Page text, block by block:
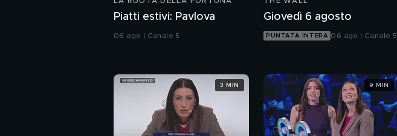
Piatti estivi: Pavlova
06 ago | Canale 5
Giovedì 6 agosto
PUNTATA INTERA 06 ago | Canale 5
3 MIN 9 MIN